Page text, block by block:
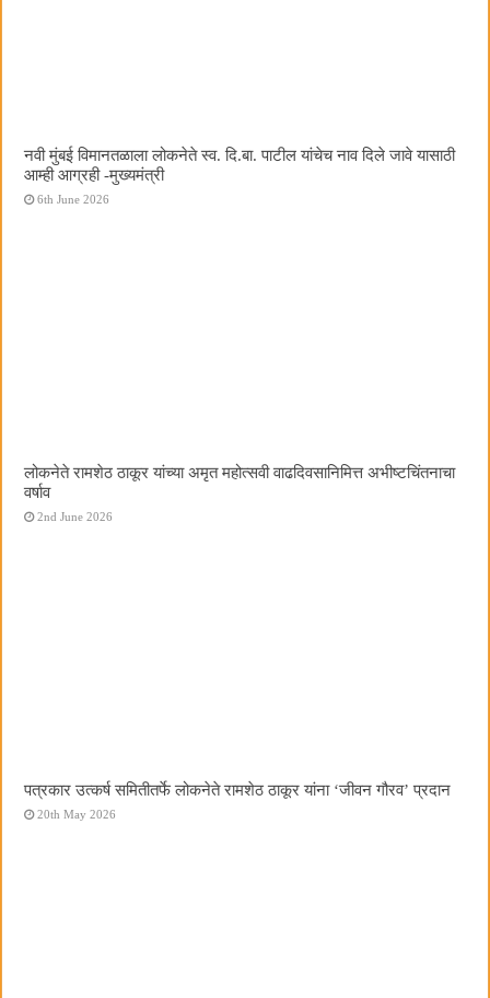
नवी मुंबई विमानतळाला लोकनेते स्व. दि.बा. पाटील यांचेच नाव दिले जावे यासाठी
आम्ही आग्रही -मुख्यमंत्री
6th June 2026
लोकनेते रामशेठ ठाकूर यांच्या अमृत महोत्सवी वाढदिवसानिमित्त अभीष्टचिंतनाचा
वर्षाव
2nd June 2026
पत्रकार उत्कर्ष समितीतर्फे लोकनेते रामशेठ ठाकूर यांना ‌‘जीवन गौरव‌’ प्रदान
20th May 2026